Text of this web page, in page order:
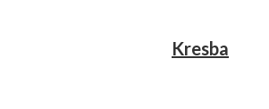
Kresba